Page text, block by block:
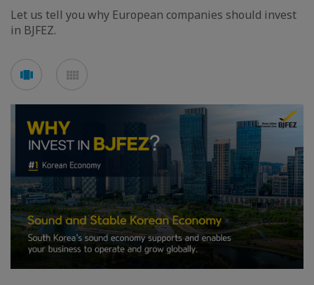
Let us tell you why European companies should invest
in BJFEZ.
Voir
en
en